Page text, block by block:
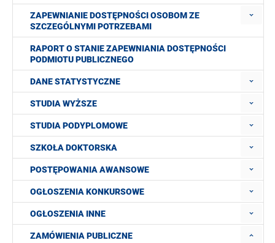
ZAPEWNIANIE DOSTĘPNOŚCI OSOBOM ZE
SZCZEGÓLNYMI POTRZEBAMI
RAPORT O STANIE ZAPEWNIANIA DOSTĘPNOŚCI
PODMIOTU PUBLICZNEGO
DANE STATYSTYCZNE
STUDIA WYŻSZE
STUDIA PODYPLOMOWE
SZKOŁA DOKTORSKA
POSTĘPOWANIA AWANSOWE
OGŁOSZENIA KONKURSOWE
OGŁOSZENIA INNE
ZAMÓWIENIA PUBLICZNE